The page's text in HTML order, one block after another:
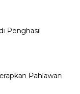
Penghasil
Pahlawan